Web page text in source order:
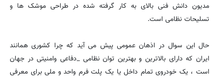
مدیون دانش فنی بالای به کار گرفته شده در طراحی موشک ها و
تسلیحات نظامی است.
حال این سوال در اذهان عمومی پیش می آید که چرا کشوری همانند
ایران که دارای بالاترین و بهترین توان نظامی _دفاعی وامنیتی در جهان
است ، یک خودروی تمام داخل یا یک پلت فرم واحد و ملی برای معرفی